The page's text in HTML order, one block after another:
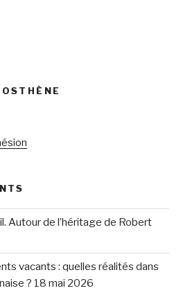
Autour de l’héritage de Robert
vacants : quelles réalités dans
? 18 mai 2026